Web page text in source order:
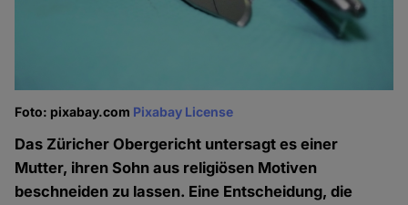
Foto: pixabay.com Pixabay License
Das Züricher Obergericht untersagt es einer
Mutter, ihren Sohn aus religiösen Motiven
beschneiden zu lassen. Eine Entscheidung, die